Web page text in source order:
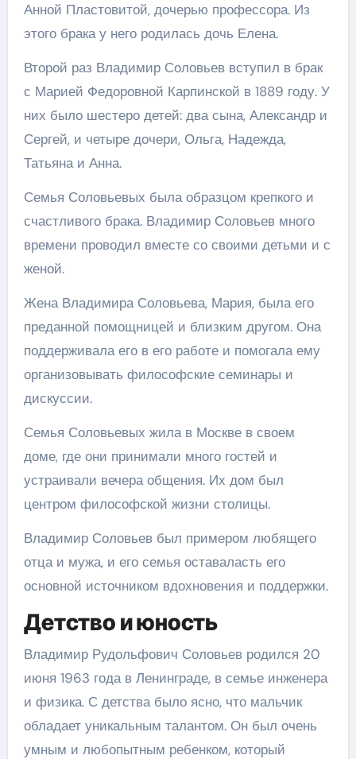
Анной Пластовитой, дочерью профессора. Из
этого брака у него родилась дочь Елена.
Второй раз Владимир Соловьев вступил в брак
с Марией Федоровной Карпинской в 1889 году. У
них было шестеро детей: два сына, Александр и
Сергей, и четыре дочери, Ольга, Надежда,
Татьяна и Анна.
Семья Соловьевых была образцом крепкого и
счастливого брака. Владимир Соловьев много
времени проводил вместе со своими детьми и с
женой.
Жена Владимира Соловьева, Мария, была его
преданной помощницей и близким другом. Она
поддерживала его в его работе и помогала ему
организовывать философские семинары и
дискуссии.
Семья Соловьевых жила в Москве в своем
доме, где они принимали много гостей и
устраивали вечера общения. Их дом был
центром философской жизни столицы.
Владимир Соловьев был примером любящего
отца и мужа, и его семья оставаласть его
основной источником вдохновения и поддержки.
Детство и юность
Владимир Рудольфович Соловьев родился 20
июня 1963 года в Ленинграде, в семье инженера
и физика. С детства было ясно, что мальчик
обладает уникальным талантом. Он был очень
умным и любопытным ребенком, который